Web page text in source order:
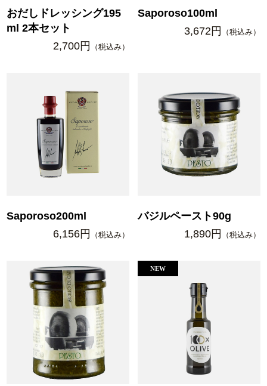
おだしドレッシング195
ml 2本セット
2,700円
（税込み）
Saporoso100ml
3,672円
（税込み）
Saporoso200ml
6,156円
（税込み）
バジルペースト90g
1,890円
（税込み）